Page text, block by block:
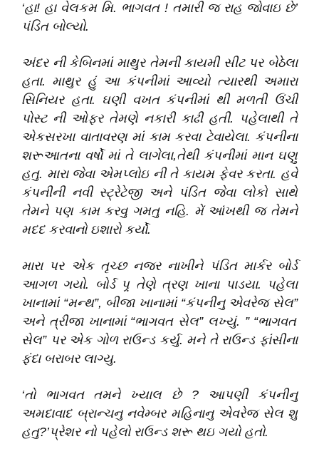
‘હા! હા વેલકમ મિ. ભાગવત ! તમારી જ રાહ જોવાઇ છે’
પંડિત બોલ્યો.
અંદર ની કેબિનમાં માથુર તેમની કાયમી સીટ પર બેઠેલા
હતા. માથુર હું આ કંપનીમાં આવ્યો ત્યારથી અમારા
સિનિયર હતા. ઘણી વખત કંપનીમાં થી મળતી ઉંચી
પોસ્ટ ની ઓફર તેમણે નકારી કાઢી હતી.
પહેલાથી તે
એકસરખા વાતાવરણ માં કામ કરવા ટેવાયેલા. કંપનીના
શરૂઆતના વર્ષો માં તે લાગેલા,તેથી કંપનીમાં માન ઘણુ
હતુ. મારા જેવા એમપ્લોઇ ની તે કાયમ ફેવર કરતા. હવે
કંપનીની નવી સ્ટ્રેટેજી અને પંડિત જેવા લોકો સાથે
તેમને પણ કામ કરવુ ગમતુ નહિ. મેં આંખથી જ તેમને
મદદ કરવાનો ઇશારો કર્યો.
મારા પર એક તૃચ્છ નજર નાખીને પંડિત માર્કર બોર્ડ
આગળ ગયો. બોર્ડ પર્‍ તેણે ત્રણ ખાના પાડયા.
પહેલા
ખાનામાં “મન્થ”, બીજા ખાનામાં “કંપનીનુ એવરેજ સેલ”
અને ત્રીજા ખાનામાં “ભાગવત સેલ” લખ્યું. ” “ભાગવત
સેલ”પર એક ગોળ રાઉન્ડ કર્યુ. મને તે રાઉન્ડ ફાંસીના
ફંદા બરાબર લાગ્યુ.
‘તો ભાગવત તમને ખ્યાલ છે ? આપણી કંપનીનુ
અમદાવાદ બ્રાન્ચનુ નવેમ્બર મહિનાનુ એવરેજ સેલ શુ
હતુ?’પ્રેશર નો પહેલો રાઉન્ડ શરૂ થઇ ગયો હતો.